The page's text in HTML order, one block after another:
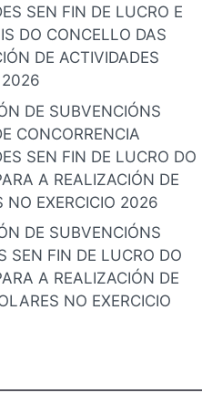
SEN FIN DE LUCRO E
DO CONCELLO DAS
DE ACTIVIDADES
2026
DE SUBVENCIÓNS
CONCORRENCIA
SEN FIN DE LUCRO DO
A REALIZACIÓN DE
NO EXERCICIO 2026
DE SUBVENCIÓNS
SEN FIN DE LUCRO DO
A REALIZACIÓN DE
NO EXERCICIO